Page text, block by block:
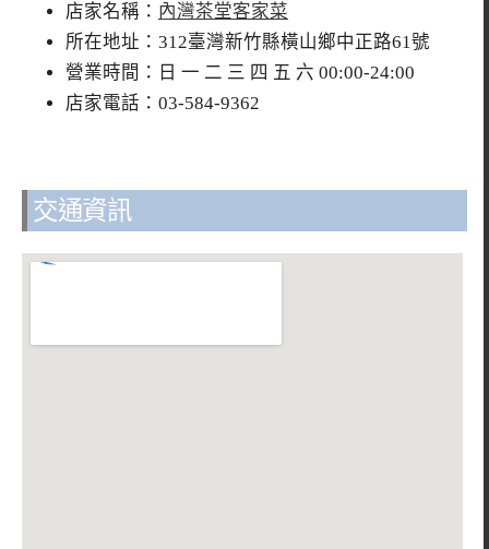
店家名稱： 內灣茶堂客家菜
所在地址：312臺灣新竹縣橫山鄉中正路61號
營業時間：日 一 二 三 四 五 六 00:00-24:00
店家電話：03-584-9362
交通資訊